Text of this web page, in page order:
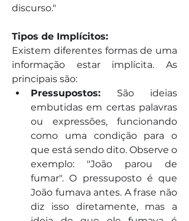
discurso."
Tipos de Implícitos:
Existem diferentes formas de uma
informação estar implícita. As
principais são:
Pressupostos: São ideias
embutidas em certas palavras
ou expressões, funcionando
como uma condição para o
que está sendo dito. Observe o
exemplo: "João parou de
fumar". O pressuposto é que
João fumava antes. A frase não
diz isso diretamente, mas a